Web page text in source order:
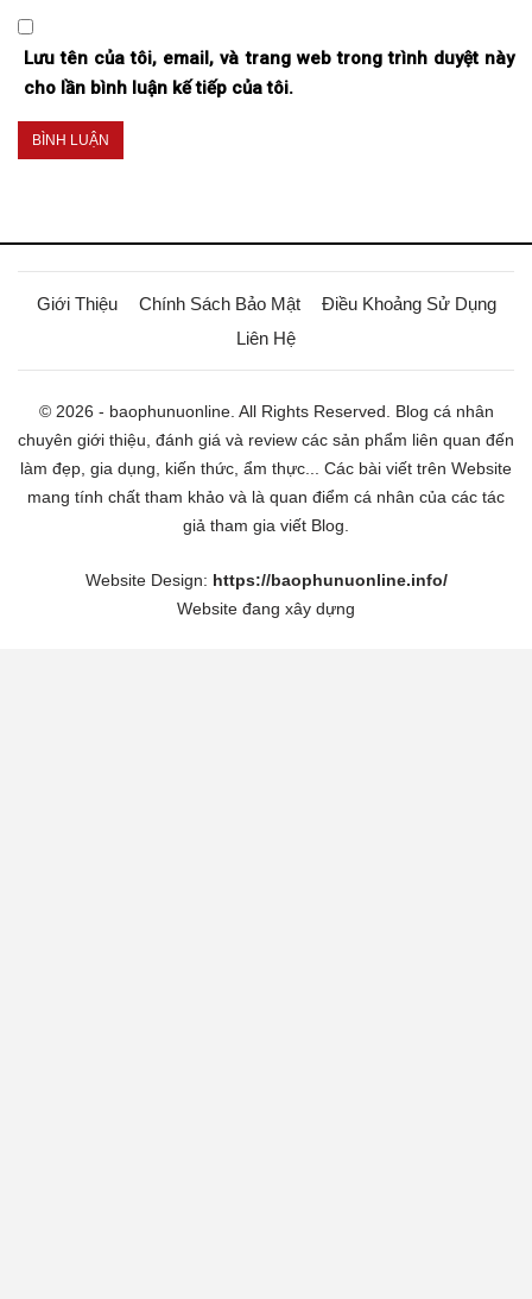
Lưu tên của tôi, email, và trang web trong trình duyệt này
cho lần bình luận kế tiếp của tôi.
Giới Thiệu Chính Sách Bảo Mật
Điều Khoảng Sử Dụng
Liên Hệ
© 2026 - baophunuonline. All Rights Reserved. Blog cá nhân
chuyên giới thiệu, đánh giá và review các sản phẩm liên quan đến
làm đẹp, gia dụng, kiến thức, ẩm thực... Các bài viết trên Website
mang tính chất tham khảo và là quan điểm cá nhân của các tác
giả tham gia viết Blog.
Website Design: https://baophunuonline.info/
Website đang xây dựng